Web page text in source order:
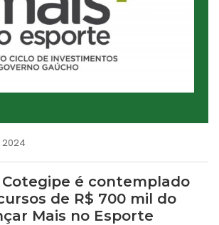
2024
Cotegipe é contemplado
de R$ 700 mil do
Mais no Esporte